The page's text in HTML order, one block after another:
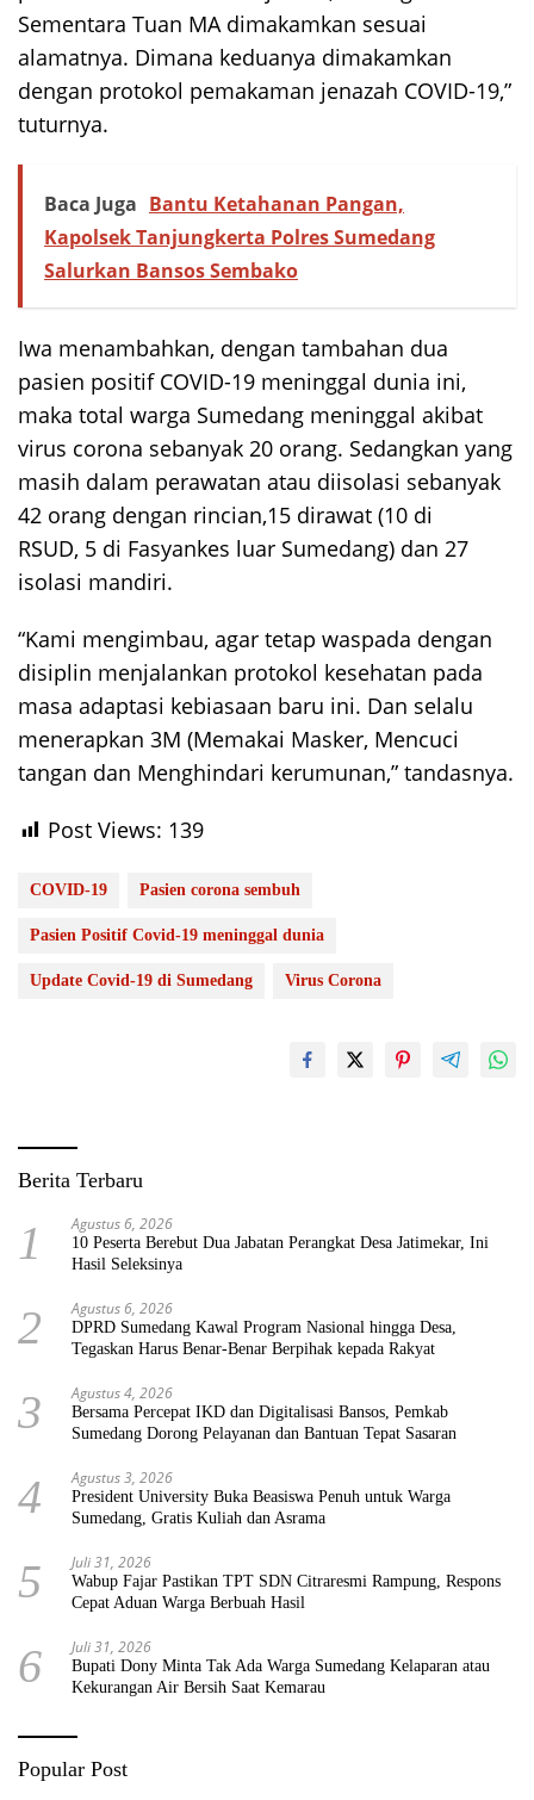
Sementara Tuan MA dimakamkan sesuai
alamatnya. Dimana keduanya dimakamkan
dengan protokol pemakaman jenazah COVID-19,”
tuturnya.
Baca Juga Bantu Ketahanan Pangan,
Kapolsek Tanjungkerta Polres Sumedang
Salurkan Bansos Sembako
Iwa menambahkan, dengan tambahan dua
pasien positif COVID-19 meninggal dunia ini,
maka total warga Sumedang meninggal akibat
virus corona sebanyak 20 orang. Sedangkan yang
masih dalam perawatan atau diisolasi sebanyak
42 orang dengan rincian,15 dirawat (10 di
RSUD, 5 di Fasyankes luar Sumedang) dan 27
isolasi mandiri.
“Kami mengimbau, agar tetap waspada dengan
disiplin menjalankan protokol kesehatan pada
masa adaptasi kebiasaan baru ini. Dan selalu
menerapkan 3M (Memakai Masker, Mencuci
tangan dan Menghindari kerumunan,” tandasnya.
Post Views: 139
COVID-19 Pasien corona sembuh
Pasien Positif Covid-19 meninggal dunia
Update Covid-19 di Sumedang Virus Corona
Berita Terbaru
1 Agustus 6, 2026
10 Peserta Berebut Dua Jabatan Perangkat Desa Jatimekar, Ini
Hasil Seleksinya
2 Agustus 6, 2026
DPRD Sumedang Kawal Program Nasional hingga Desa,
Tegaskan Harus Benar-Benar Berpihak kepada Rakyat
3 Agustus 4, 2026
Bersama Percepat IKD dan Digitalisasi Bansos, Pemkab
Sumedang Dorong Pelayanan dan Bantuan Tepat Sasaran
4 Agustus 3, 2026
President University Buka Beasiswa Penuh untuk Warga
Sumedang, Gratis Kuliah dan Asrama
5 Juli 31, 2026
Wabup Fajar Pastikan TPT SDN Citraresmi Rampung, Respons
Cepat Aduan Warga Berbuah Hasil
6 Juli 31, 2026
Bupati Dony Minta Tak Ada Warga Sumedang Kelaparan atau
Kekurangan Air Bersih Saat Kemarau
Popular Post